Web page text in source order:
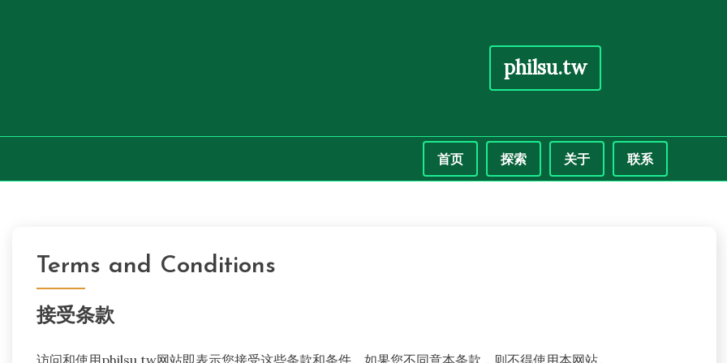
philsu.tw
首页 探索 关于
联系
Terms and Conditions
接受条款
访问和使用philsu.tw网站即表示您接受这些条款和条件。如果您不同意本条款，则不得使用本网站。